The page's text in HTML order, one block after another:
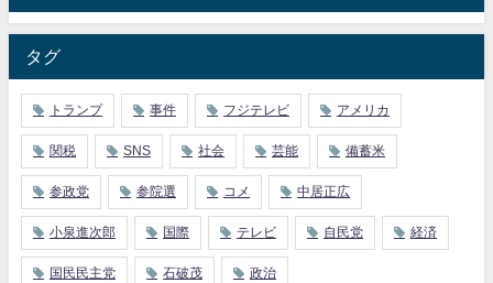
タグ
トランプ 事件 フジテレビ アメリカ
関税 SNS 社会 芸能 備蓄米
参政党 参院選 コメ 中居正広
小泉進次郎 国際 テレビ 自民党 経済
国民民主党 石破茂 政治